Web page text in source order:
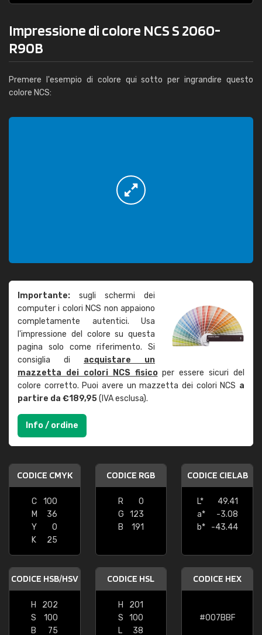
Impressione di colore NCS S 2060-
R90B
Premere l'esempio di colore qui sotto per ingrandire questo
colore NCS:
Importante: sugli schermi dei
computer i colori NCS non appaiono
completamente autentici. Usa
l'impressione del colore su questa
pagina solo come riferimento. Si
consiglia di acquistare un
mazzetta dei colori NCS fisicoper essere sicuri del
colore corretto. Puoi avere un mazzetta dei colori NCS a
partire da €189,95(IVA esclusa).
Info / ordine
CODICE CMYK
C
100
M
36
Y
0
K
25
CODICE RGB
R
0
G
123
B
191
CODICE CIELAB
L*
49.41
a*
-3.08
b*
-43.44
CODICE HSB/HSV
H
202
S
100
B
75
CODICE HSL
H
201
S
100
L
38
CODICE HEX
#007BBF